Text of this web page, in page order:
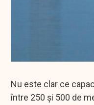
Nu este clar ce
între 250 și 500 de